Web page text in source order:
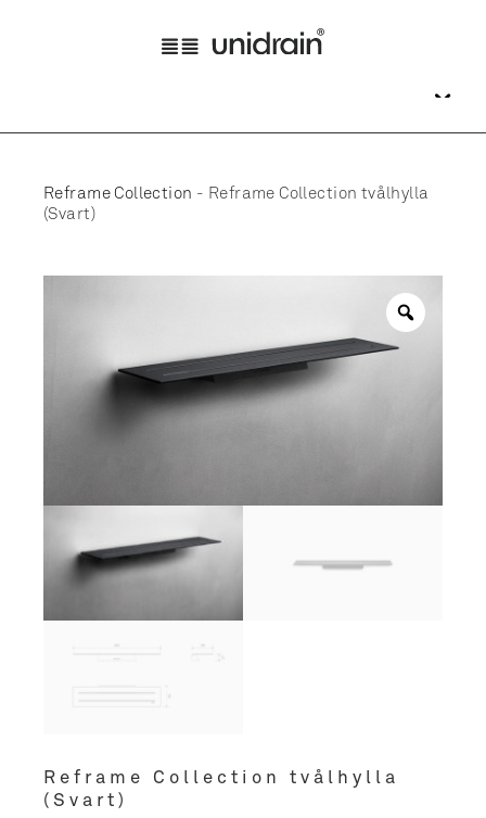
Reframe Collection - Reframe Collection tvålhylla
(Svart)
Reframe Collection tvålhylla
(Svart)